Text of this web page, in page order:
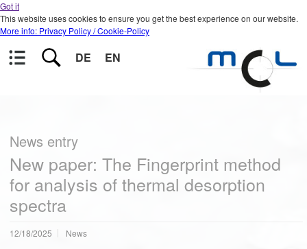
Got it
This website uses cookies to ensure you get the best experience on our website.
More info: Privacy Policy / Cookie-Policy
DE EN
News entry
New paper: The Fingerprint method
for analysis of thermal desorption
spectra
12/18/2025 News